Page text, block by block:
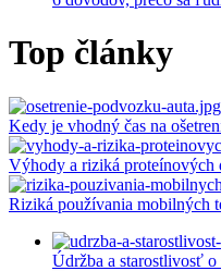
Top články
Kedy je vhodný čas na
Výhody a riziká
Riziká používania mobilných
Údržba a starostlivosť o